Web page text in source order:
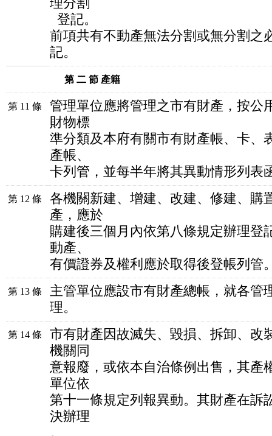
理分割
登記。
前項共有不動產無法分割或無分割之
記。
第 二 節 產籍
第 11 條
管理單位應將管理之市有財產，按公
財物標
準分類及本府有關市有財產帳、卡、
產帳、
卡列管，並每半年將其異動情形列表
第 12 條
各機關新建、增建、改建、修建、購
產，應於
購建後三個月內依第八條規定辦理登
動產、
有價證券及權利應於取得後登帳列管
第 13 條
主管單位應設市有財產總帳，就各管
理。
第 14 條
市有財產因故滅失、毀損、拆卸、改
機關同
意報廢，或依本自治條例出售，其產
單位依
第十一條規定列報異動。其財產在訴
決辦理
。